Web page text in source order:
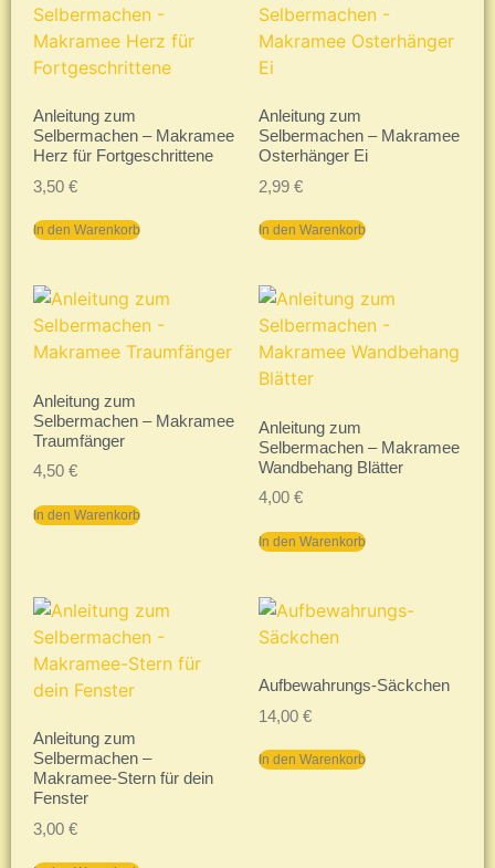
Anleitung zum
Selbermachen – Makramee
Herz für Fortgeschrittene
3,50 €
In den Warenkorb
Anleitung zum
Selbermachen – Makramee
Osterhänger Ei
2,99 €
In den Warenkorb
Anleitung zum
Selbermachen – Makramee
Traumfänger
4,50 €
In den Warenkorb
Anleitung zum
Selbermachen – Makramee
Wandbehang Blätter
4,00 €
In den Warenkorb
Anleitung zum
Selbermachen –
Makramee-Stern für dein
Fenster
3,00 €
Aufbewahrungs-Säckchen
14,00 €
In den Warenkorb